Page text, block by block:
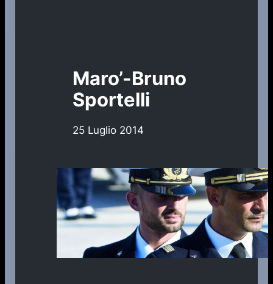
Maro’-Bruno
Sportelli
25 Luglio 2014